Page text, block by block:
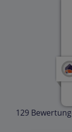
129